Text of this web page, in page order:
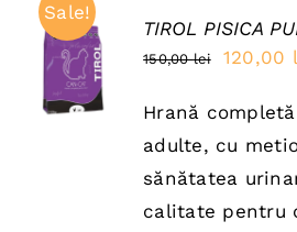
Sale!
ADAUGĂ
ÎN COȘ
/
DETAILS
TIROL PISICA
150,00lei
Prețul
a
fost:
150,00
120,00
Hrană
adulte, cu
sănătatea
calitate pentru